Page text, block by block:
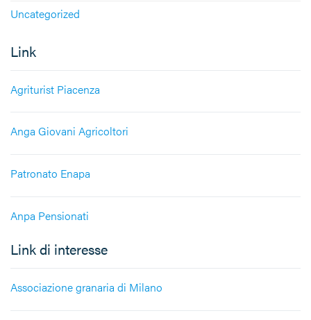
Uncategorized
Link
Agriturist Piacenza
Anga Giovani Agricoltori
Patronato Enapa
Anpa Pensionati
Link di interesse
Associazione granaria di Milano